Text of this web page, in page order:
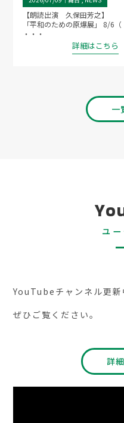
【朗読出演 久保田芳之】
「平和のための原爆展」 8/6（
・・・
詳細はこちら
一
ユ
YouTubeチャンネル更新
ぜひご覧ください。
詳